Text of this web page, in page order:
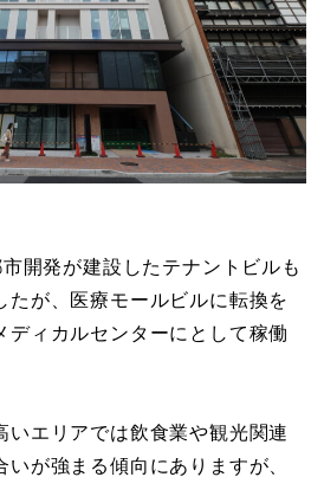
開発が建設したテナントビルも
たが、医療モールビルに転換を
ディカルセンターにとして稼働
いエリアでは飲食業や観光関連
が強まる傾向にありますが、